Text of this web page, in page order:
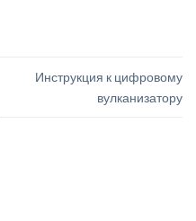
Инструкция к цифровому
вулканизатору